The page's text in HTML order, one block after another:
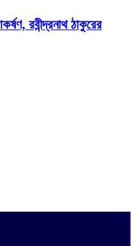
রবীন্দ্রনাথ ঠাকুরের